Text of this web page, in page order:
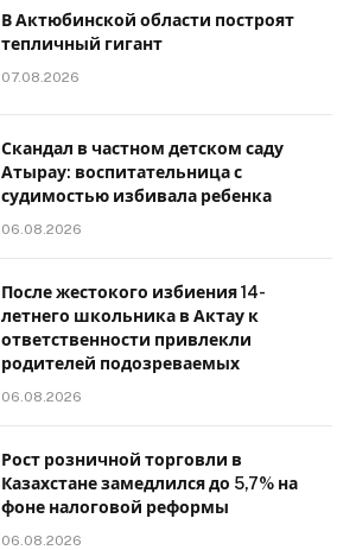
В Актюбинской области построят
тепличный гигант
07.08.2026
Скандал в частном детском саду
Атырау: воспитательница с
судимостью избивала ребенка
06.08.2026
После жестокого избиения 14-
летнего школьника в Актау к
ответственности привлекли
родителей подозреваемых
06.08.2026
Рост розничной торговли в
Казахстане замедлился до 5,7% на
фоне налоговой реформы
06.08.2026